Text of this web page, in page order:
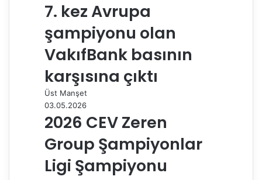
7. kez Avrupa
şampiyonu olan
VakıfBank basının
karşısına çıktı
Üst Manşet
03.05.2026
2026 CEV Zeren
Group Şampiyonlar
Ligi Şampiyonu